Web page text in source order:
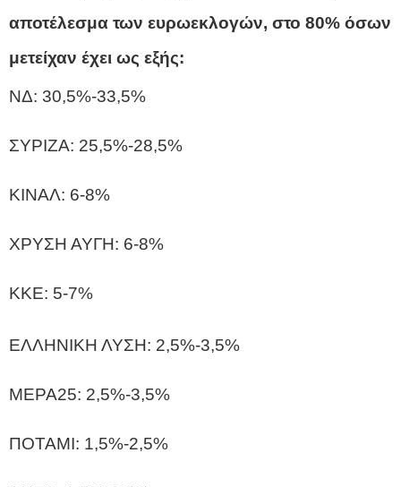
αποτέλεσμα των ευρωεκλογών, στο 80% όσων
μετείχαν έχει ως εξής:
NΔ: 30,5%-33,5%
ΣΥΡΙΖΑ: 25,5%-28,5%
ΚΙΝΑΛ: 6-8%
ΧΡΥΣΗ ΑΥΓΗ: 6-8%
ΚΚΕ: 5-7%
ΕΛΛΗΝΙΚΗ ΛΥΣΗ: 2,5%-3,5%
ΜΕΡΑ25: 2,5%-3,5%
ΠΟΤΑΜΙ: 1,5%-2,5%